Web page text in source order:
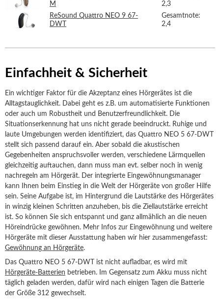
M
2,3
ReSound Quattro NEO 9 67-
DWT
Gesamtnote:
2,4
Einfachheit & Sicherheit
Ein wichtiger Faktor für die Akzeptanz eines Hörgerätes ist die
Alltagstauglichkeit. Dabei geht es z.B. um automatisierte Funktionen
oder auch um Robustheit und Benutzerfreundlichkeit. Die
Situationserkennung hat uns nicht gerade beeindruckt. Ruhige und
laute Umgebungen werden identifiziert, das Quattro NEO 5 67-DWT
stellt sich passend darauf ein. Aber sobald die akustischen
Gegebenheiten anspruchsvoller werden, verschiedene Lärmquellen
gleichzeitig auftauchen, dann muss man evt. selber noch in wenig
nachregeln am Hörgerät. Der integrierte Eingewöhnungsmanager
kann Ihnen beim Einstieg in die Welt der Hörgeräte von großer Hilfe
sein. Seine Aufgabe ist, im Hintergrund die Lautstärke des Hörgerätes
in winzig kleinen Schritten anzuheben, bis die Ziellautstärke erreicht
ist. So können Sie sich entspannt und ganz allmählich an die neuen
Höreindrücke gewöhnen. Mehr Infos zur Eingewöhnung und weitere
Hörgeräte mit dieser Ausstattung haben wir hier zusammengefasst:
Gewöhnung an Hörgeräte.
Das Quattro NEO 5 67-DWT ist nicht aufladbar, es wird mit
Hörgeräte-Batterien betrieben. Im Gegensatz zum Akku muss nicht
täglich geladen werden, dafür wird nach einigen Tagen die Batterie
der Größe 312 gewechselt.